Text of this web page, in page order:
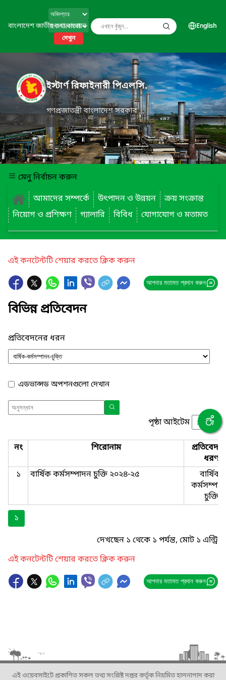
বাংলাদেশ জাতীয় তথ্য বাতায়ন
দেখুন
English
ইস্টার্ণ রিফাইনারী পিএলসি.
গণপ্রজাতন্ত্রী বাংলাদেশ সরকার
মেনু নির্বাচন করুন
আমাদের সম্পর্কে
উৎপাদন ও উন্নয়ন
ক্রয় সংক্রান্ত
নিয়োগ ও প্রশিক্ষণ
গ্যালারি বিবিধ যোগাযোগ ও মতামত
এই কনটেন্টটি শেয়ার করতে ক্লিক করুন
আপনার মতামত প্রদান করুন
বিভিন্ন প্রতিবেদন
প্রতিবেদনের ধরন
এডভান্সড অপশনগুলো দেখান
পৃষ্ঠা আইটেম
নং শিরোনাম
ধরণ
১
বার্ষিক কর্মসম্পাদন চুক্তি ২০২৪-২৫
বার্ষিক-
চুক্তি
১
দেখছেন ১ থেকে ১ পর্যন্ত, মোট ১ এন্ট্রি
এই কনটেন্টটি শেয়ার করতে ক্লিক করুন
আপনার মতামত প্রদান করুন
এই ওয়েবসাইটে প্রকাশিত সকল তথ্য সংশ্লিষ্ট দপ্তর কর্তৃক নিয়মিত হালনাগাদ করা